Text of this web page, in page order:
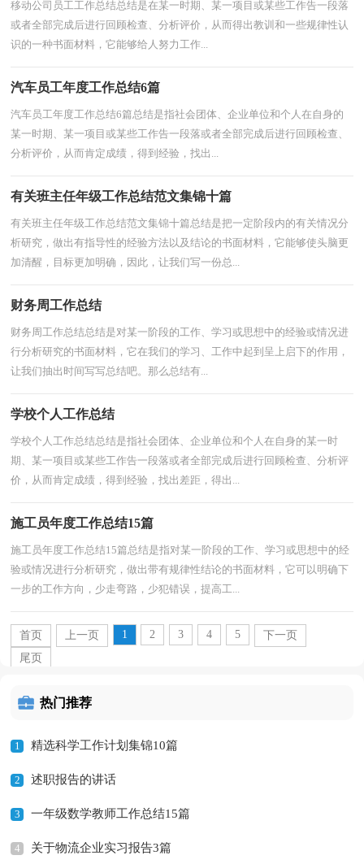
移动公司员工工作总结总结是在某一时期、某一项目或某些工作告一段落
或者全部完成后进行回顾检查、分析评价，从而得出教训和一些规律性认
识的一种书面材料，它能够给人努力工作...
汽车员工年度工作总结6篇
汽车员工年度工作总结6篇总结是指社会团体、企业单位和个人在自身的
某一时期、某一项目或某些工作告一段落或者全部完成后进行回顾检查、
分析评价，从而肯定成绩，得到经验，找出...
有关班主任年级工作总结范文集锦十篇
有关班主任年级工作总结范文集锦十篇总结是把一定阶段内的有关情况分
析研究，做出有指导性的经验方法以及结论的书面材料，它能够使头脑更
加清醒，目标更加明确，因此，让我们写一份总...
财务周工作总结
财务周工作总结总结是对某一阶段的工作、学习或思想中的经验或情况进
行分析研究的书面材料，它在我们的学习、工作中起到呈上启下的作用，
让我们抽出时间写写总结吧。那么总结有...
学校个人工作总结
学校个人工作总结总结是指社会团体、企业单位和个人在自身的某一时
期、某一项目或某些工作告一段落或者全部完成后进行回顾检查、分析评
价，从而肯定成绩，得到经验，找出差距，得出...
施工员年度工作总结15篇
施工员年度工作总结15篇总结是指对某一阶段的工作、学习或思想中的经
验或情况进行分析研究，做出带有规律性结论的书面材料，它可以明确下
一步的工作方向，少走弯路，少犯错误，提高工...
首页 上一页 1 2 3 4 5
下一页
尾页
热门推荐
1 精选科学工作计划集锦10篇
2 述职报告的讲话
3 一年级数学教师工作总结15篇
4 关于物流企业实习报告3篇